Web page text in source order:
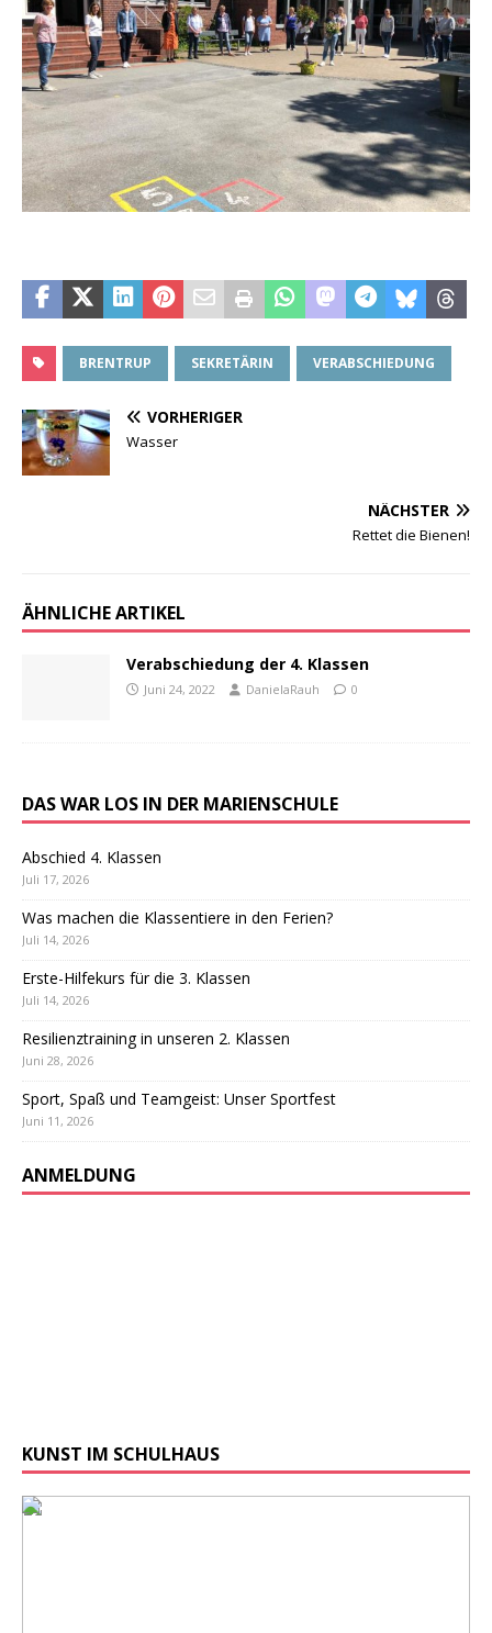
BRENTRUP SEKRETÄRIN VERABSCHIEDUNG
VORHERIGER
Wasser
NÄCHSTER
Rettet die Bienen!
ÄHNLICHE ARTIKEL
Verabschiedung der 4. Klassen
Juni 24, 2022 DanielaRauh 0
DAS WAR LOS IN DER MARIENSCHULE
Abschied 4. Klassen
Juli 17, 2026
Was machen die Klassentiere in den Ferien?
Juli 14, 2026
Erste-Hilfekurs für die 3. Klassen
Juli 14, 2026
Resilienztraining in unseren 2. Klassen
Juni 28, 2026
Sport, Spaß und Teamgeist: Unser Sportfest
Juni 11, 2026
ANMELDUNG
KUNST IM SCHULHAUS